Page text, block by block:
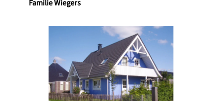
Familie Wiegers